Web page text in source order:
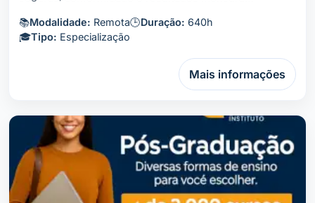
📚Modalidade: Remota🕒Duração: 640h
🎓Tipo: Especialização
Mais informações